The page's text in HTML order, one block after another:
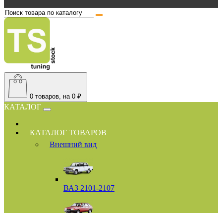
0 товаров, на 0 ₽
КАТАЛОГ
КАТАЛОГ ТОВАРОВ
Внешний вид
ВАЗ 2101-2107